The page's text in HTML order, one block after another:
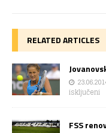
RELATED ARTICLES
isključeni
FSS